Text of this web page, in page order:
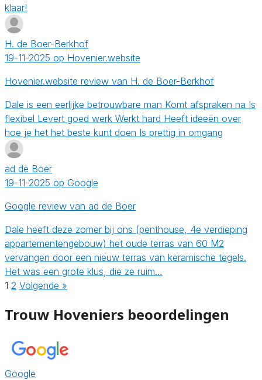
klaar!
H. de Boer-Berkhof
19-11-2025 op Hovenier.website
Hovenier.website review van H. de Boer-Berkhof
Dale is een eerlijke betrouwbare man Komt afspraken na Is
flexibel Levert goed werk Werkt hard Heeft ideeën over
hoe je het het beste kunt doen Is prettig in omgang
ad de Boer
19-11-2025 op Google
Google review van ad de Boer
Dale heeft deze zomer bij ons (penthouse, 4e verdieping
appartementengebouw) het oude terras van 60 M2
vervangen door een nieuw terras van keramische tegels.
Het was een grote klus, die ze ruim…
1 2 Volgende »
Trouw Hoveniers beoordelingen
Google